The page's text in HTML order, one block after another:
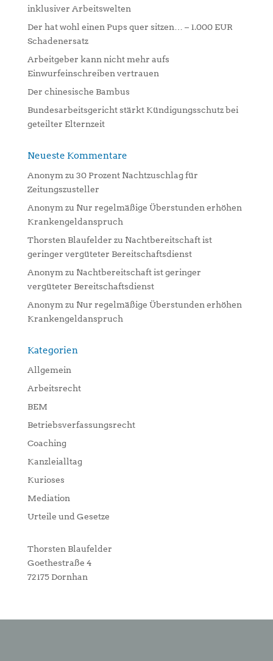
v
e
:
inklusiver Arbeitswelten
Der hat wohl einen Pups quer sitzen… – 1.000 EUR
Schadenersatz
Arbeitgeber kann nicht mehr aufs
Einwurfeinschreiben vertrauen
Der chinesische Bambus
Bundesarbeitsgericht stärkt Kündigungsschutz bei
geteilter Elternzeit
Neueste Kommentare
Anonym zu 30 Prozent Nachtzuschlag für
Zeitungszusteller
Anonym zu Nur regelmäßige Überstunden erhöhen
Krankengeldanspruch
Thorsten Blaufelder zu Nachtbereitschaft ist
geringer vergüteter Bereitschaftsdienst
Anonym zu Nachtbereitschaft ist geringer
vergüteter Bereitschaftsdienst
Anonym zu Nur regelmäßige Überstunden erhöhen
Krankengeldanspruch
Kategorien
Allgemein
Arbeitsrecht
BEM
Betriebsverfassungsrecht
Coaching
Kanzleialltag
Kurioses
Mediation
Urteile und Gesetze
Thorsten Blaufelder
Goethestraße 4
72175 Dornhan